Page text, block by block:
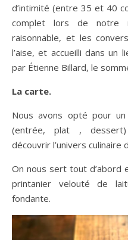
d’intimité (entre 35 et 40
complet lors de notre
raisonnable, et les
l’aise, et accueilli dans un
par Étienne Billard, le
La carte.
Nous avons opté pour
(entrée, plat ,
découvrir l’univers culinaire
On nous sert tout d’abord
printanier velouté de
fondante.